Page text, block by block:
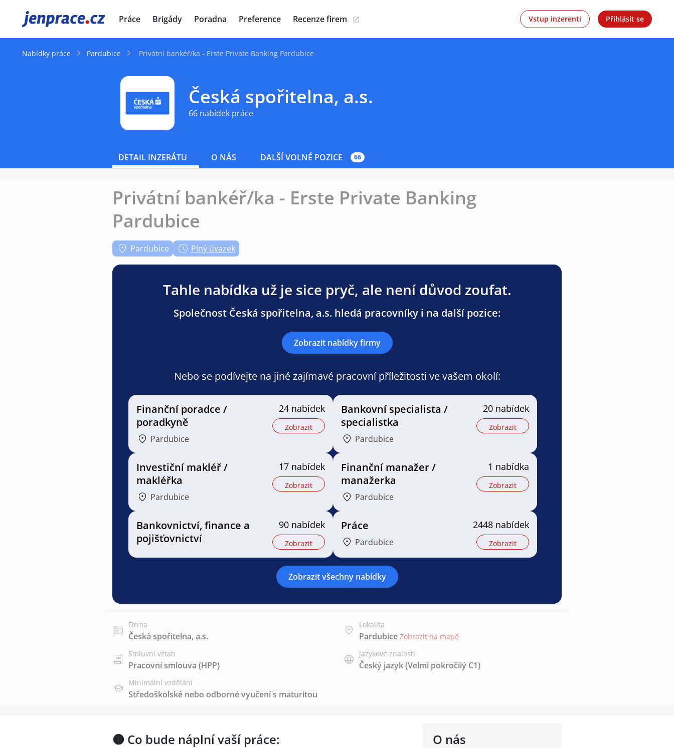
JenPráce.cz Práce Brigády Poradna Preference Recenze firem Vstup inzerenti Přihlásit se
Nabídky práce Pardubice Privátní bankéř/ka - Erste Private Banking Pardubice
Česká spořitelna, a.s.
66 nabídek práce
DETAIL INZERÁTU O NÁS DALŠÍ VOLNÉ POZICE 66
Privátní bankéř/ka - Erste Private Banking
Pardubice
Pardubice Plný úvazek
Tahle nabídka už je sice pryč, ale není důvod zoufat.
Společnost Česká spořitelna, a.s. hledá pracovníky i na další pozice:
Zobrazit nabídky firmy
Nebo se podívejte na jiné zajímavé pracovní příležitosti ve vašem okolí:
Finanční poradce /
poradkyně
Pardubice
24 nabídek
Zobrazit
Bankovní specialista /
specialistka
Pardubice
20 nabídek
Zobrazit
Investiční makléř /
makléřka
Pardubice
17 nabídek
Zobrazit
Finanční manažer /
manažerka
Pardubice
1 nabídka
Zobrazit
Bankovnictví, finance a
pojišťovnictví
90 nabídek
Zobrazit
Práce
Pardubice
2448 nabídek
Zobrazit
Zobrazit všechny nabídky
Firma
Česká spořitelna, a.s.
Lokalita
Pardubice Zobrazit na mapě
Smluvní vztah
Pracovní smlouva (HPP)
Jazykové znalosti
Český jazyk(Velmi pokročilý C1)
Minimální vzdělání
Středoškolské nebo odborné vyučení s maturitou
O nás
🟤 Co bude náplní vaší práce: